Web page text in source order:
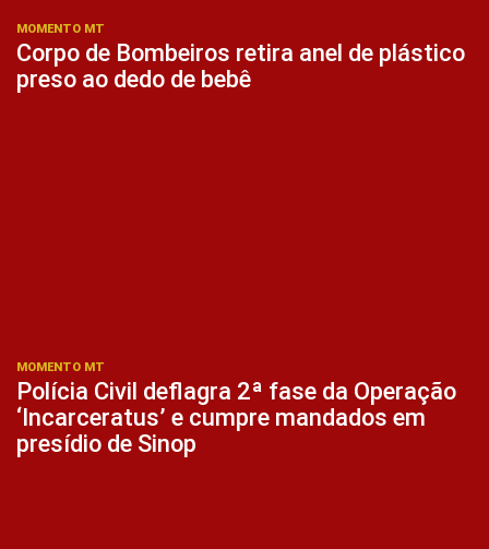
MOMENTO MT
Corpo de Bombeiros retira anel de plástico
preso ao dedo de bebê
MOMENTO MT
Polícia Civil deflagra 2ª fase da Operação
‘Incarceratus’ e cumpre mandados em
presídio de Sinop